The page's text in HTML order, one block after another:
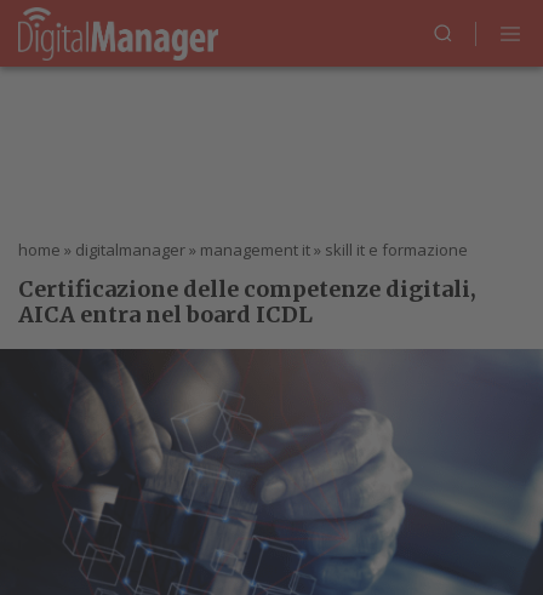
home » digitalmanager» management it» skill it e formazione
Certificazione delle competenze digitali,
AICA entra nel board ICDL